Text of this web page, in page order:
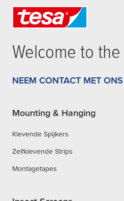
Welcome to
NEEM CONTACT MET
Mounting & Hanging
Klevende Spijkers
Zelfklevende Strips
Montagetapes